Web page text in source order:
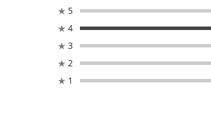
★ 5
★ 4
★ 3
★ 2
★ 1